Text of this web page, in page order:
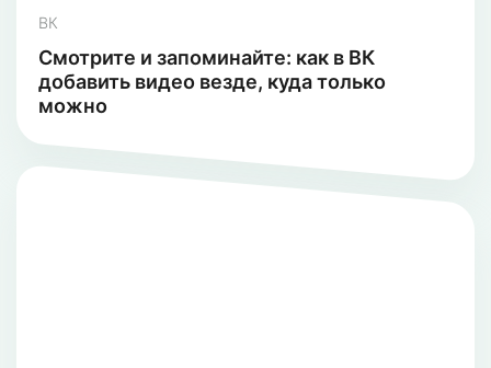
ВК
Смотрите и запоминайте: как в ВК
добавить видео везде, куда только
можно